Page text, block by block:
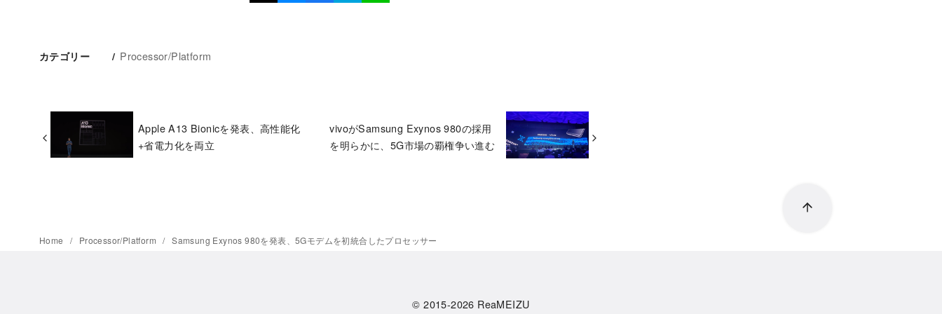
カテゴリー Processor/Platform
Apple A13 Bionicを発表、高性能化
+省電力化を両立
vivoがSamsung Exynos 980の採用
を明らかに、5G市場の覇権争い進む
Home Processor/Platform Samsung Exynos 980を発表、5Gモデムを初統合したプロセッサー
© 2015-2026 ReaMEIZU